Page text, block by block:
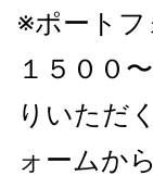
※ポート
１５００
りいただ
ォームか